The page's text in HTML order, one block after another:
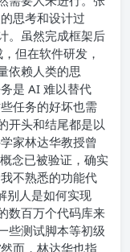
思考和设计过
。虽然完成框架后
但在软件研发，
依赖人类的思
是 AI 难以替代
任务的好坏也需
开头和结尾都是以
家林达华教授曾
念已被验证，确实
不熟悉的功能代
别人是如何实现
数百万个代码库来
些测试脚本等初级
然而，林达华也指